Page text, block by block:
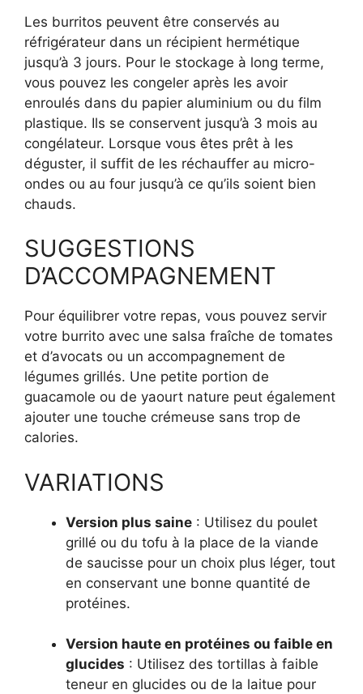
Les burritos peuvent être conservés au
réfrigérateur dans un récipient hermétique
jusqu’à 3 jours. Pour le stockage à long terme,
vous pouvez les congeler après les avoir
enroulés dans du papier aluminium ou du film
plastique. Ils se conservent jusqu’à 3 mois au
congélateur. Lorsque vous êtes prêt à les
déguster, il suffit de les réchauffer au micro-
ondes ou au four jusqu’à ce qu’ils soient bien
chauds.
SUGGESTIONS
D’ACCOMPAGNEMENT
Pour équilibrer votre repas, vous pouvez servir
votre burrito avec une salsa fraîche de tomates
et d’avocats ou un accompagnement de
légumes grillés. Une petite portion de
guacamole ou de yaourt nature peut également
ajouter une touche crémeuse sans trop de
calories.
VARIATIONS
Version plus saine : Utilisez du poulet
grillé ou du tofu à la place de la viande
de saucisse pour un choix plus léger, tout
en conservant une bonne quantité de
protéines.
Version haute en protéines ou faible en
glucides : Utilisez des tortillas à faible
teneur en glucides ou de la laitue pour